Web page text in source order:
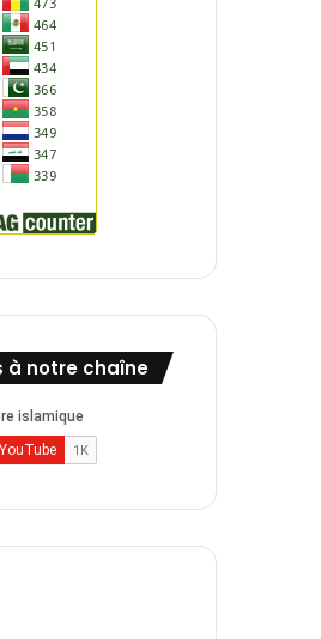
à notre chaîne